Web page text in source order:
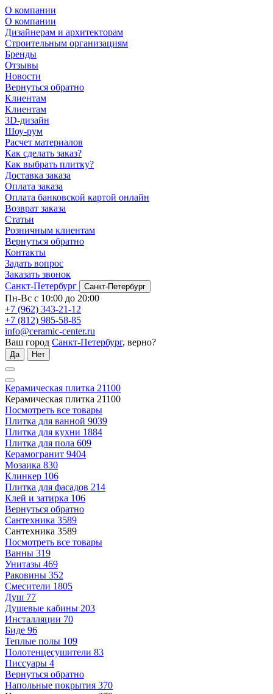
О компании
О компании
Дизайнерам и архитекторам
Строительным организациям
Бренды
Отзывы
Новости
Вернуться обратно
Клиентам
Клиентам
3D-дизайн
Шоу-рум
Расчет материалов
Как сделать заказ?
Как выбрать плитку?
Доставка заказа
Оплата заказа
Оплата банковской картой онлайн
Возврат заказа
Статьи
Розничным клиентам
Вернуться обратно
Контакты
Задать вопрос
Заказать звонок
Санкт-Петербург
Санкт-Петербург
Пн-Вс с 10:00 до 20:00
+7 (962) 343-21-12
+7 (812) 985-58-85
info@ceramic-center.ru
Ваш город Санкт-Петербург, верно?
Да Нет
Керамическая плитка 21100
Керамическая плитка 21100
Посмотреть все товары
Плитка для ванной 9039
Плитка для кухни 1884
Плитка для пола 609
Керамогранит 9404
Мозаика 830
Клинкер 106
Плитка для фасадов 214
Клей и затирка 106
Вернуться обратно
Сантехника 3589
Сантехника 3589
Посмотреть все товары
Ванны 319
Унитазы 469
Раковины 352
Смесители 1805
Душ 77
Душевые кабины 203
Инсталляции 70
Биде 96
Теплые полы 109
Полотенцесушители 83
Писсуары 4
Вернуться обратно
Напольные покрытия 370